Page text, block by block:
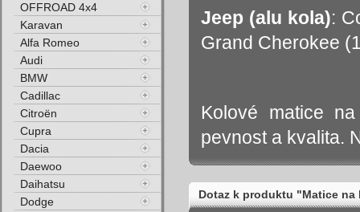
Jeep (alu kola):
Grand Cherokee
Kolové matice
pevnost a kvalita.
Dotaz k produktu "Matice na
OFFROAD 4x4
Karavan
Alfa Romeo
Audi
BMW
Cadillac
Citroën
Cupra
Dacia
Daewoo
Daihatsu
Dodge